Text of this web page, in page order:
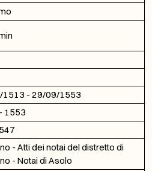
- 29/09/1553
1553
- Atti dei notai del distretto di
- Notai di Asolo